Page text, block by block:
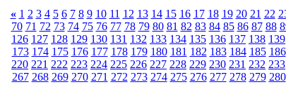
« 1 2 3 4 5 6 7 8 9 10 11 12 13 14 15 16 17 18 19 20 21 22
70 71 72 73 74 75 76 77 78 79 80 81 82 83 84 85 86 87 88
126 127 128 129 130 131 132 133 134 135 136 137 138 139
173 174 175 176 177 178 179 180 181 182 183 184 185 186
220 221 222 223 224 225 226 227 228 229 230 231 232 233
267 268 269 270 271 272 273 274 275 276 277 278 279 280